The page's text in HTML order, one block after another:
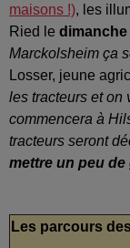
maisons !), les
Ried le dimanche
Marckolsheim ça
Losser, jeune
les tracteurs et on
commencera à
tracteurs seront
mettre un peu de
Les parcours